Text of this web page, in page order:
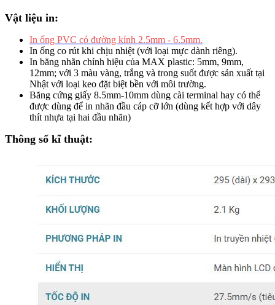
Vật liệu in:
In ống PVC có đường kính 2.5mm - 6.5mm.
In ống co rút khi chịu nhiệt (với loại mực dành riêng).
In băng nhãn chính hiệu của MAX plastic: 5mm, 9mm,
12mm; với 3 màu vàng, trắng và trong suốt được sản xuất tại
Nhật với loại keo đặt biệt bền với môi trường.
Băng cứng giấy 8.5mm-10mm dùng cài terminal hay có thể
được dùng để in nhãn đầu cáp cỡ lớn (dùng kết hợp với dây
thít nhựa tại hai đầu nhãn)
Thông số kĩ thuật: